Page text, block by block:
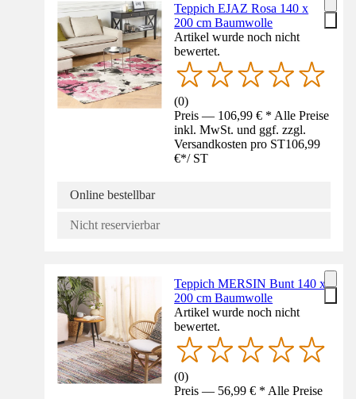
Teppich EJAZ Rosa 140 x
200 cm Baumwolle
Artikel wurde noch nicht
bewertet.
(0)
Preis — 106,99 € * Alle Preise
inkl. MwSt. und ggf. zzgl.
Versandkosten pro ST106,99
€*/ ST
Online bestellbar
Nicht reservierbar
Teppich MERSIN Bunt 140 x
200 cm Baumwolle
Artikel wurde noch nicht
bewertet.
(0)
Preis — 56,99 € * Alle Preise